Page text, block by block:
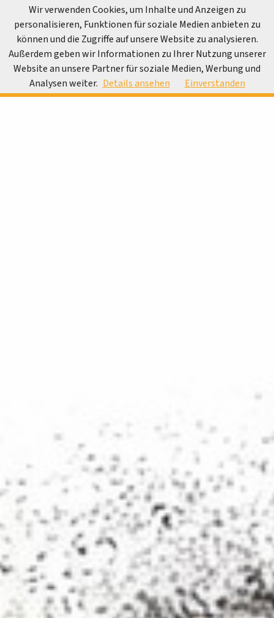
BRN Dresden
OFFIZIELLE WEBSEITE
INFO
Kneipen, Bars & Cafés →Zapfpunkt Dresden Neustadt bei
Nacht
Wir verwenden Cookies, um Inhalte und Anzeigen zu
personalisieren, Funktionen für soziale Medien anbieten zu
können und die Zugriffe auf unsere Website zu analysieren.
Außerdem geben wir Informationen zu Ihrer Nutzung unserer
Website an unsere Partner für soziale Medien, Werbung und
Analysen weiter. Details ansehen Einverstanden